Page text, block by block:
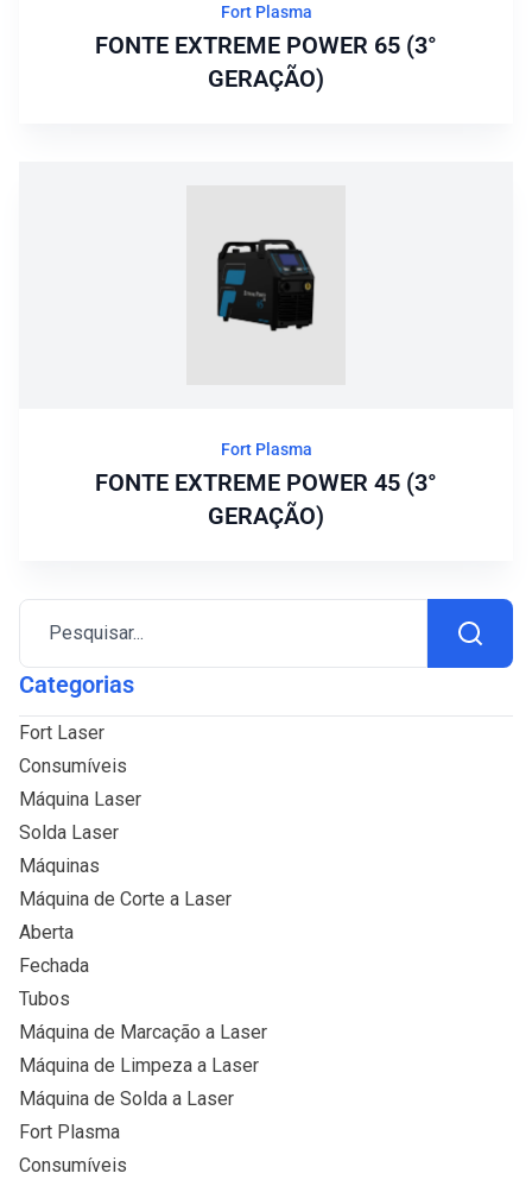
Fort Plasma
FONTE EXTREME POWER 65 (3°
GERAÇÃO)
Fort Plasma
FONTE EXTREME POWER 45 (3°
GERAÇÃO)
Pesquisar...
Categorias
Fort Laser
Consumíveis
Máquina Laser
Solda Laser
Máquinas
Máquina de Corte a Laser
Aberta
Fechada
Tubos
Máquina de Marcação a Laser
Máquina de Limpeza a Laser
Máquina de Solda a Laser
Fort Plasma
Consumíveis